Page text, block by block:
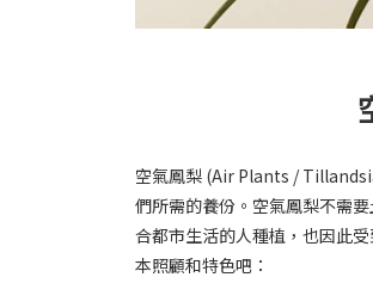
空氣鳳梨 (Air Plants /
們所需的養份。空氣鳳梨不需
合都市生活的人種植，也因此
本照顧和特色吧：